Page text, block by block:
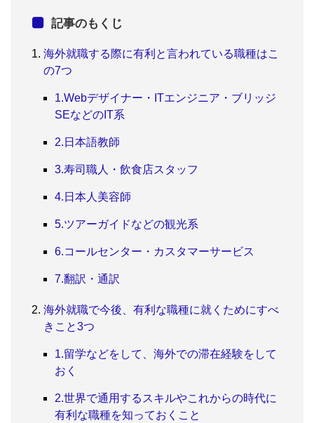
記事のもくじ
海外就職する際に有利と言われている職種はこ
の7つ
1.Webデザイナー・ITエンジニア・ブリッジ
SEなどのIT系
2.日本語教師
3.寿司職人・飲食店スタッフ
4.日本人美容師
5.ツアーガイドなどの観光系
6.コールセンター・カスタマーサービス
7.翻訳・通訳
海外就職で今後、有利な職種に就くためにすべ
きこと3つ
1.留学などをして、海外での滞在経験をして
おく
2.世界で通用するスキルやこれからの時代に
有利な職種を知っておくこと